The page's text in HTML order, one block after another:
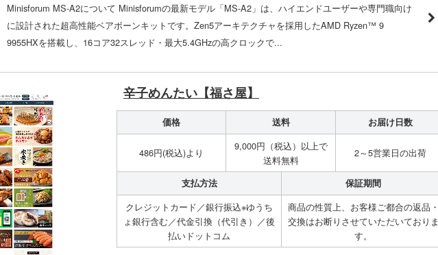
Minisforum MS-A2について Minisforumの最新モデル「MS-A2」は、ハイエンドユーザーや専門職向け
に設計された超高性能ベアボーンキットです。Zen5アーキテクチャを採用したAMD Ryzen™ 9
9955HXを搭載し、16コア32スレッド・最大5.4GHzの高クロックで...
辛子めんたい【福さ屋】
価格 送料 お届け日数
486円(税込)より
9,000円（税込）以上で
送料無料
2～5営業日の出荷
支払方法 保証期間
クレジットカード／銀行振込※ゆうち
ょ銀行含む／代金引換（代引き）／後
払いドットコム
商品の性質上、お客様ご都合の返品・
交換はお断りさせていただいておりま
す。